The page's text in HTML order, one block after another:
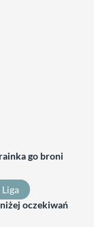
go broni
oczekiwań